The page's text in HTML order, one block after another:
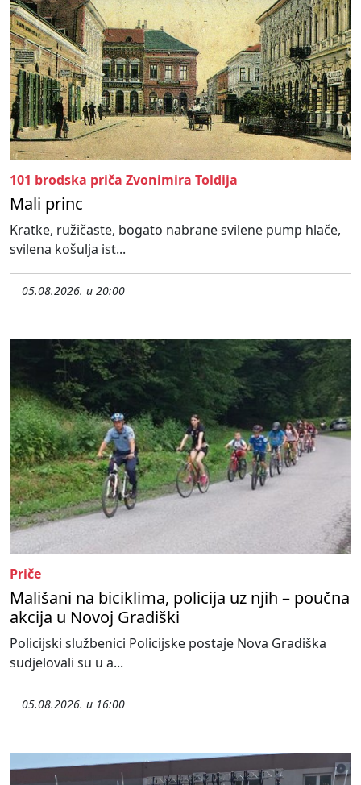
101 brodska priča Zvonimira Toldija
Mali princ
Kratke, ružičaste, bogato nabrane svilene pump hlače,
svilena košulja ist...
05.08.2026. u 20:00
Priče
Mališani na biciklima, policija uz njih – poučna
akcija u Novoj Gradiški
Policijski službenici Policijske postaje Nova Gradiška
sudjelovali su u a...
05.08.2026. u 16:00